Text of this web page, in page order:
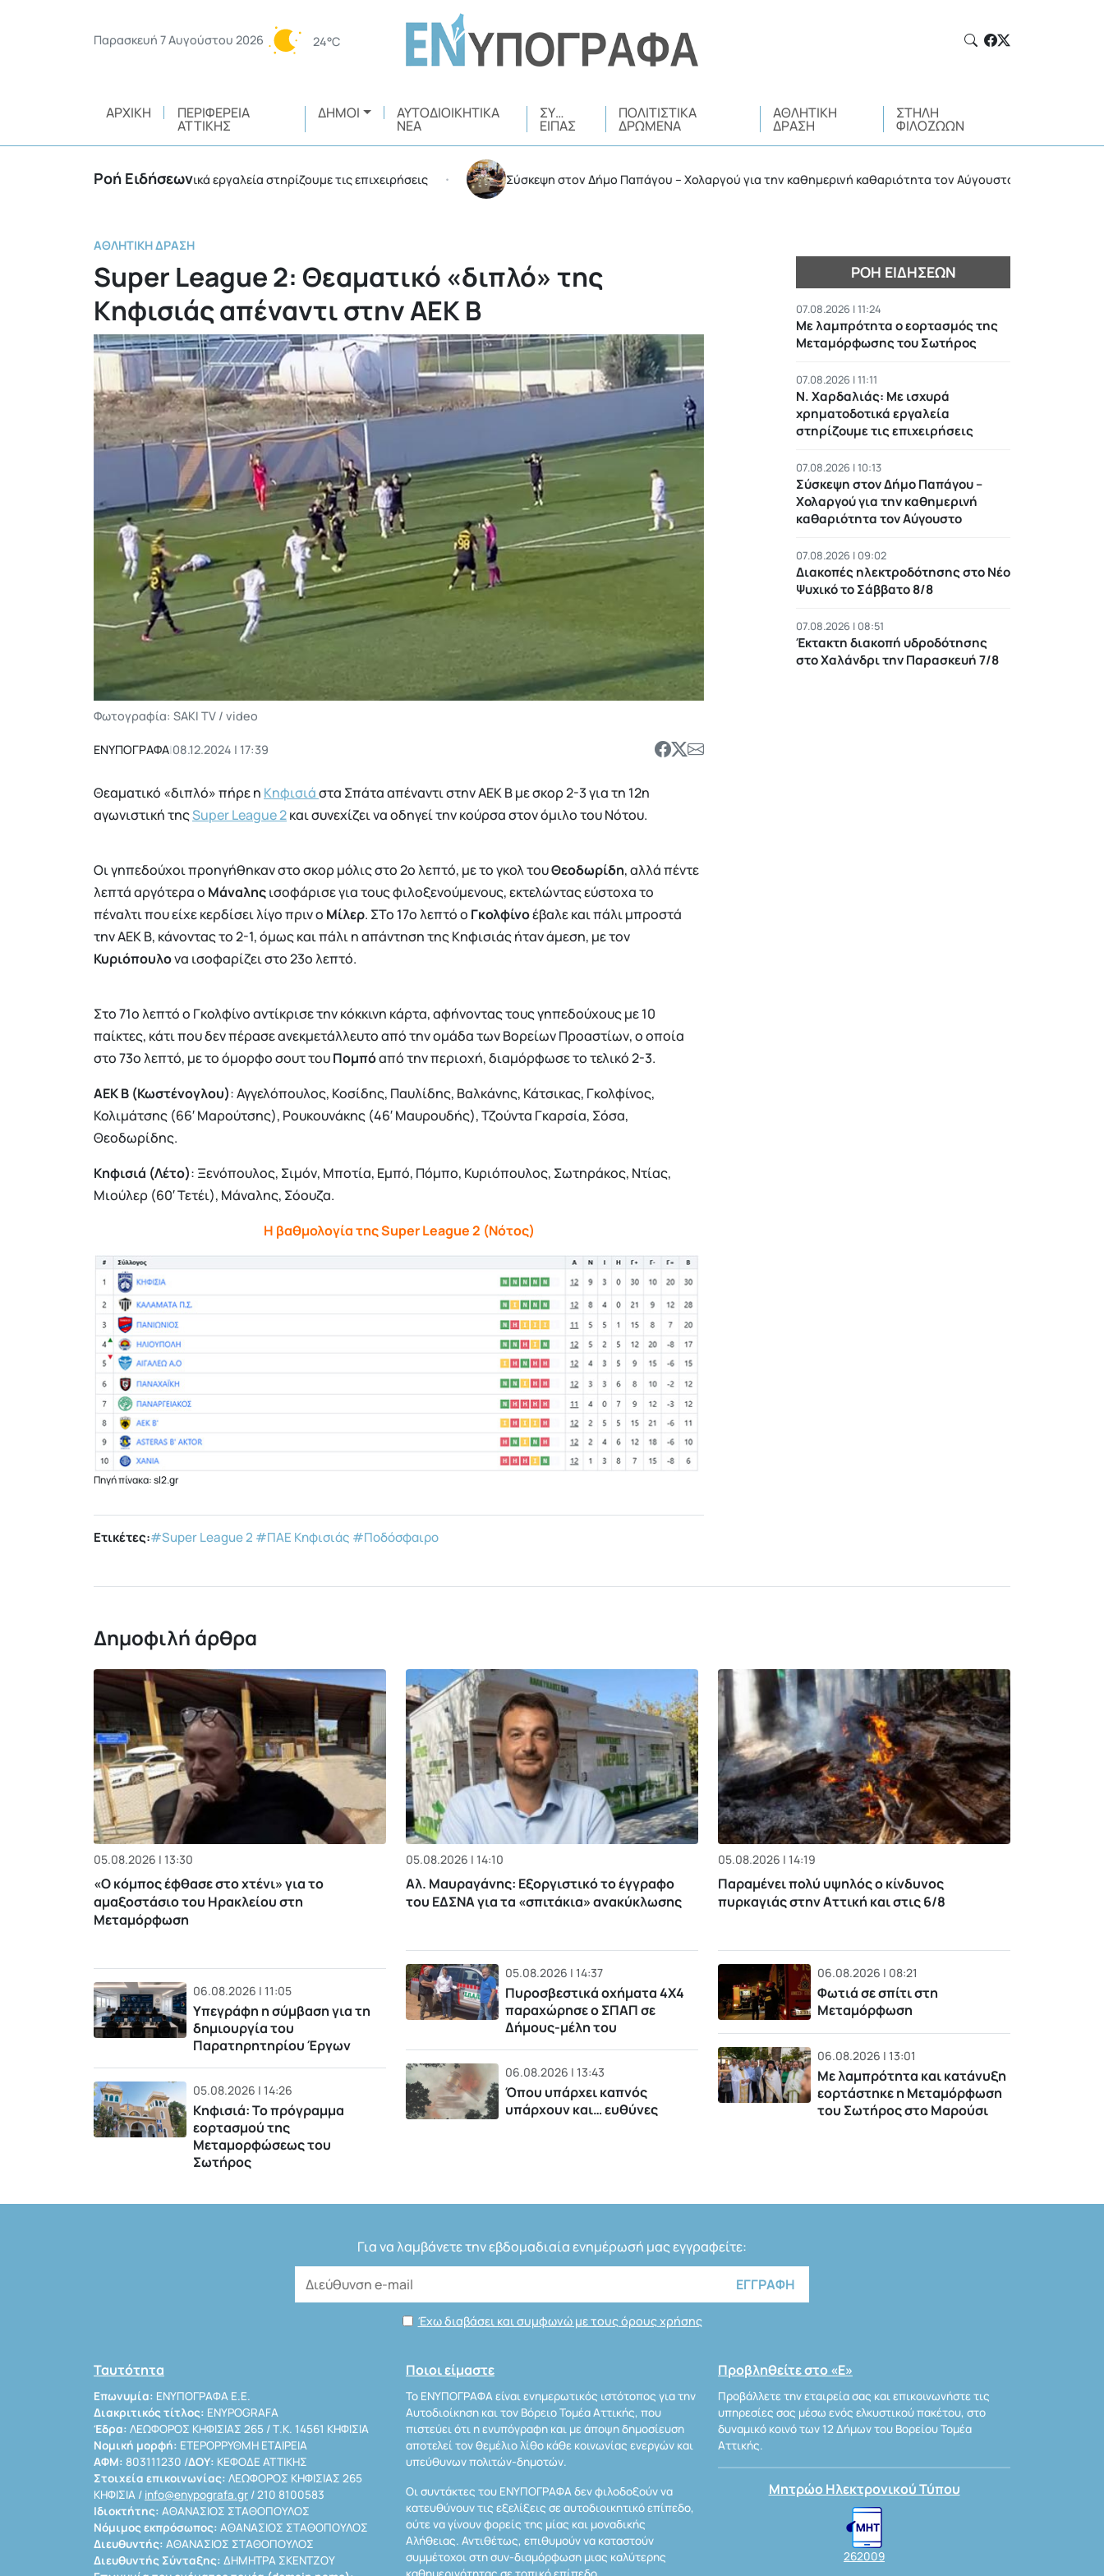
Παρασκευή 7 Αυγούστου 2026 24°C
ΑΡΧΙΚΉ ΠΕΡΙΦΈΡΕΙΑ
ΑΤΤΙΚΉΣ
ΔΉΜΟΙ ΑΥΤΟΔΙΟΙΚΗΤΙΚΆ
ΝΈΑ
ΣΥ…
ΕΊΠΑΣ
ΠΟΛΙΤΙΣΤΙΚΆ
ΔΡΏΜΕΝΑ
ΑΘΛΗΤΙΚΉ
ΔΡΆΣΗ
ΣΤΉΛΗ
ΦΙΛΌΖΩΩΝ
Ροή Ειδήσεων
Με ισχυρά χρηματοδοτικά εργαλεία στηρίζουμε τις επιχειρήσεις • Σύσκεψη στον Δήμο Παπάγου – Χολαργού για την καθημερινή καθαριότητα τον Αύγουστο •
ΑΘΛΗΤΙΚΉ ΔΡΆΣΗ
Super League 2: Θεαματικό «διπλό» της
Κηφισιάς απέναντι στην ΑΕΚ Β
Φωτογραφία: SAKI TV / video
ΕΝΥΠΟΓΡΑΦΑ|08.12.2024 | 17:39
Θεαματικό «διπλό» πήρε η Κηφισιάστα Σπάτα απέναντι στην ΑΕΚ Β με σκορ 2-3 για τη 12η
αγωνιστική τηςSuper League 2και συνεχίζει να οδηγεί την κούρσα στον όμιλο του Νότου.
Οι γηπεδούχοι προηγήθηκαν στο σκορ μόλις στο 2ο λεπτό, με το γκολ τουΘεοδωρίδη, αλλά πέντε
λεπτά αργότερα ο Μάναληςισοφάρισε για τους φιλοξενούμενους, εκτελώντας εύστοχα το
πέναλτι που είχε κερδίσει λίγο πριν ο Μίλερ. ΣΤο 17ο λεπτό ο Γκολφίνοέβαλε και πάλι μπροστά
την ΑΕΚ Β, κάνοντας το 2-1, όμως και πάλι η απάντηση της Κηφισιάς ήταν άμεση, με τον
Κυριόπουλονα ισοφαρίζει στο 23ο λεπτό.
Στο 71ο λεπτό ο Γκολφίνο αντίκρισε την κόκκινη κάρτα, αφήνοντας τους γηπεδούχους με 10
παίκτες, κάτι που δεν πέρασε ανεκμετάλλευτο από την ομάδα των Βορείων Προαστίων, ο οποία
στο 73ο λεπτό, με το όμορφο σουτ τουΠομπόαπό την περιοχή, διαμόρφωσε το τελικό 2-3.
ΑΕΚ Β (Κωστένογλου): Αγγελόπουλος, Κοσίδης, Παυλίδης, Βαλκάνης, Κάτσικας, Γκολφίνος,
Κολιμάτσης (66′ Μαρούτσης), Ρουκουνάκης (46′ Μαυρουδής), Τζούντα Γκαρσία, Σόσα,
Θεοδωρίδης.
Κηφισιά (Λέτο): Ξενόπουλος, Σιμόν, Μποτία, Εμπό, Πόμπο, Κυριόπουλος, Σωτηράκος, Ντίας,
Μιούλερ (60′ Τετέι), Μάναλης, Σόουζα.
H βαθμολογία της Super League 2 (Νότος)
Πηγή πίνακα: sl2.gr
Ετικέτες:#Super League 2 #ΠΑΕ Κηφισιάς #Ποδόσφαιρο
ΡΟΉ ΕΙΔΉΣΕΩΝ
07.08.2026 | 11:24
Με λαμπρότητα ο εορτασμός της
Μεταμόρφωσης του Σωτήρος
07.08.2026 | 11:11
Ν. Χαρδαλιάς: Με ισχυρά
χρηματοδοτικά εργαλεία
στηρίζουμε τις επιχειρήσεις
07.08.2026 | 10:13
Σύσκεψη στον Δήμο Παπάγου –
Χολαργού για την καθημερινή
καθαριότητα τον Αύγουστο
07.08.2026 | 09:02
Διακοπές ηλεκτροδότησης στο Νέο
Ψυχικό το Σάββατο 8/8
07.08.2026 | 08:51
Έκτακτη διακοπή υδροδότησης
στο Χαλάνδρι την Παρασκευή 7/8
Δημοφιλή άρθρα
05.08.2026 | 13:30
«Ο κόμπος έφθασε στο χτένι» για το
αμαξοστάσιο του Ηρακλείου στη
Μεταμόρφωση
06.08.2026 | 11:05
Υπεγράφη η σύμβαση για τη
δημιουργία του
Παρατηρητηρίου Έργων
05.08.2026 | 14:26
Κηφισιά: Το πρόγραμμα
εορτασμού της
Μεταμορφώσεως του
Σωτήρος
05.08.2026 | 14:10
Αλ. Μαυραγάνης: Εξοργιστικό το έγγραφο
του ΕΔΣΝΑ για τα «σπιτάκια» ανακύκλωσης
05.08.2026 | 14:37
Πυροσβεστικά οχήματα 4Χ4
παραχώρησε ο ΣΠΑΠ σε
Δήμους-μέλη του
06.08.2026 | 13:43
Όπου υπάρχει καπνός
υπάρχουν και… ευθύνες
05.08.2026 | 14:19
Παραμένει πολύ υψηλός ο κίνδυνος
πυρκαγιάς στην Αττική και στις 6/8
06.08.2026 | 08:21
Φωτιά σε σπίτι στη
Μεταμόρφωση
06.08.2026 | 13:01
Με λαμπρότητα και κατάνυξη
εορτάστηκε η Μεταμόρφωση
του Σωτήρος στο Μαρούσι
Για να λαμβάνετε την εβδομαδιαία ενημέρωσή μας εγγραφείτε:
Έχω διαβάσει και συμφωνώ με τους όρους χρήσης
Ταυτότητα
Επωνυμία: ΕΝΥΠΟΓΡΑΦΑ Ε.Ε.
Διακριτικός τίτλος: ENYPOGRAFA
Έδρα: ΛΕΩΦΟΡΟΣ ΚΗΦΙΣΙΑΣ 265 / Τ.Κ. 14561 ΚΗΦΙΣΙΑ
Νομική μορφή: ΕΤΕΡΟΡΡΥΘΜΗ ΕΤΑΙΡΕΙΑ
ΑΦΜ: 803111230 /ΔΟΥ: ΚΕΦΟΔΕ ΑΤΤΙΚΗΣ
Στοιχεία επικοινωνίας: ΛΕΩΦΟΡΟΣ ΚΗΦΙΣΙΑΣ 265
ΚΗΦΙΣΙΑ / info@enypografa.gr / 210 8100583
Ιδιοκτήτης: ΑΘΑΝΑΣΙΟΣ ΣΤΑΘΟΠΟΥΛΟΣ
Νόμιμος εκπρόσωπος: ΑΘΑΝΑΣΙΟΣ ΣΤΑΘΟΠΟΥΛΟΣ
Διευθυντής: ΑΘΑΝΑΣΙΟΣ ΣΤΑΘΟΠΟΥΛΟΣ
Διευθυντής Σύνταξης: ΔΗΜΗΤΡΑ ΣΚΕΝΤΖΟΥ
Ποιοι είμαστε
Το ΕΝΥΠΟΓΡΑΦΑ είναι ενημερωτικός ιστότοπος για την
Αυτοδιοίκηση και τον Βόρειο Τομέα Αττικής, που
πιστεύει ότι η ενυπόγραφη και με άποψη δημοσίευση
αποτελεί τον θεμέλιο λίθο κάθε κοινωνίας ενεργών και
υπεύθυνων πολιτών-δημοτών.
Οι συντάκτες του ΕΝΥΠΟΓΡΑΦΑ δεν φιλοδοξούν να
κατευθύνουν τις εξελίξεις σε αυτοδιοικητικό επίπεδο,
ούτε να γίνουν φορείς της μίας και μοναδικής
Αλήθειας. Αντιθέτως, επιθυμούν να καταστούν
συμμέτοχοι στη συν-διαμόρφωση μιας καλύτερης
Προβληθείτε στο «Ε»
Προβάλλετε την εταιρεία σας και επικοινωνήστε τις
υπηρεσίες σας μέσω ενός ελκυστικού πακέτου, στο
δυναμικό κοινό των 12 Δήμων του Βορείου Τομέα
Αττικής.
Μητρώο Ηλεκτρονικού Τύπου
262009